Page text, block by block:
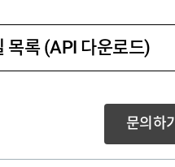
목록 (API 다운로드)
문의하기